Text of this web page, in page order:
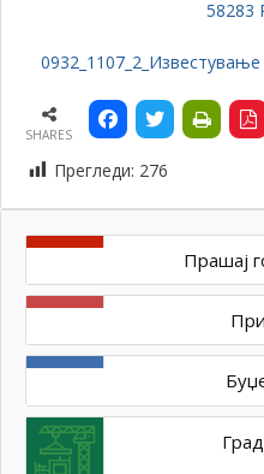
58283
SHARES
Прегледи: 276
Прашај